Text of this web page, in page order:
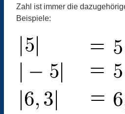
Zahl ist immer die
Beispiele: